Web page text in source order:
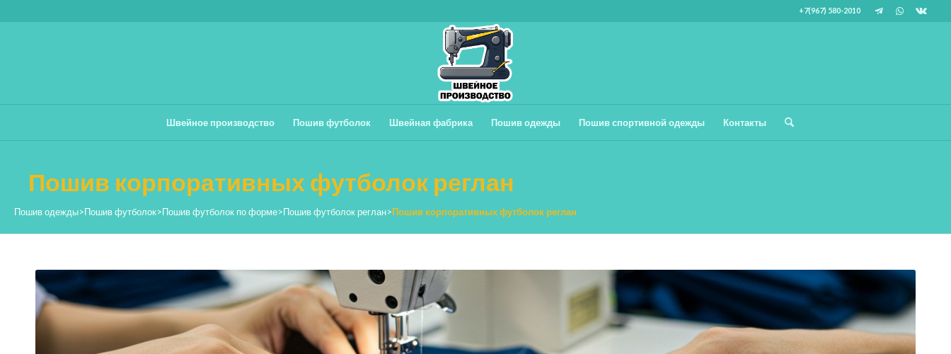
+7(967) 580-2010
Швейное производство Пошив футболок Швейная фабрика Пошив одежды Пошив спортивной одежды Контакты
Пошив корпоративных футболок реглан
Пошив одежды>Пошив футболок>Пошив футболок по форме>Пошив футболок реглан>Пошив корпоративных футболок реглан